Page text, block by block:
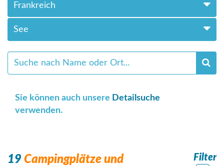
Frankreich
See
Sie können auch unsere Detailsuche
verwenden.
19 Campingplätze und
Filter